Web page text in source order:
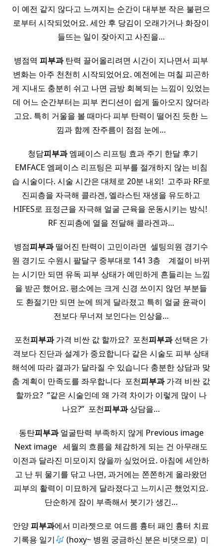
이 예전 같지 않다고 느껴지는 순간이 대부분 작은 불편으
로부터 시작되었어요. 세안 후 당김이 오래가거나 화장이
들뜨는 일이 잦아지고 사진을…
병점역 피부과탄력 끌어올리려면 시간이 지나면서 피부
변화는 아주 천천히 시작되었어요. 예전에는 며칠 피곤하
게 지내도 충분히 쉬고 나면 금방 회복되는 느낌이 있었는
데 어느 순간부터는 피부 컨디션이 쉽게 돌아오지 않더라
고요. 특히 거울을 볼 때마다 피부 탄력이 떨어진 듯한 느
낌과 함께 잔주름이 점점 눈에…
​ ​ ​ 청담피부과엠페이스 리프팅 효과 주기 한달 후기 ​
EMFACE 엠페이스 리프팅은 피부를 절개하지 않는 비침
습 시술이다. 시술 시간은 대체로 20분 내외! ​ 고주파 RF로
진피층을 자극해 콜라겐, 엘라스틴 재생을 유도하고
HIFES로 표정근을 자극해 얼굴 근육을 운동시키는 방식! ​
RF 진피층에 열을 전달해 콜라겐과…
병점피부과떨어진 탄력이 고민이라면 ​ 셀팅의원 경기수
원 경기도 수원시 팔달구 중부대로 141 3층 ​ ​ ​ 계절이 바뀌
는 시기만 되면 유독 피부 상태가 예민하게 흔들리는 느낌
을 받곤 했어요. 평소에는 크게 신경 쓰이지 않던 부분들
도 환절기만 되면 눈에 띄게 달라졌고 특히 얼굴 윤곽이
전보다 무너져 보인다는 인상을…
포천피부과가격 비싼 값 할까요? ​ 포천피부과선택은 가
격보다 진단과 설계가 중요합니다 같은 시술도 피부 상태
해석에 따라 결과가 달라질 수 있습니다 충분한 상담과 맞
춤 계획이 만족도를 좌우합니다 ​ 포천피부과가격 비싼 값
할까요? ​ “같은 시술인데 왜 가격 차이가 이렇게 많이 나
나요?” ​ 포천피부과상담을…
동탄피부과얼굴탄력 부족하지 않게 Previous image
Next image ​ ​ 세월의 흐름을 체감하게 되는 건 아무래도
이전과 달라진 미모이지 않을까 싶었어요. 아침에 세안하
고 난 뒤 물기를 닦고 나면, 과거에는 쫀쫀하게 올라왔던
피부의 활력이 미묘하게 달라졌다고 느끼시곤 했었지요.
단순하게 잠이 부족해서 붓기가 생긴…
안양피부과에서 미라젯으로 여드름 흉터 패인 흉터 치료
기록용 일기
(hoxy~ 병원 궁금하신 분은 비댓으로) ​ 미